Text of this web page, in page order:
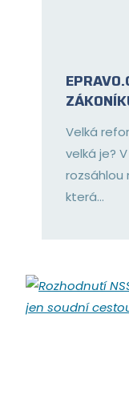
Velká
velká je?
rozsáhlou
která...